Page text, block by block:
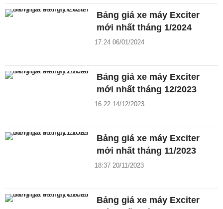
Bảng giá xe máy Exciter
mới nhất tháng 1/2024
17:24 06/01/2024
Bảng giá xe máy Exciter
mới nhất tháng 12/2023
16:22 14/12/2023
Bảng giá xe máy Exciter
mới nhất tháng 11/2023
18:37 20/11/2023
Bảng giá xe máy Exciter